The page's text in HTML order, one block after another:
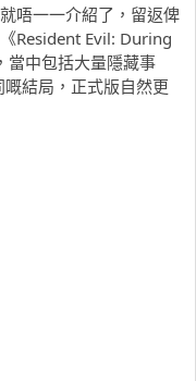
唔一一介紹了，留返俾
Resident Evil: During
當中包括大量隱藏事
結局，正式版自然更